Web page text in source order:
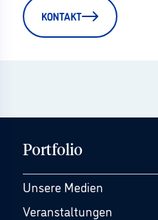
KONTAKT
Portfolio
Unsere Medien
Veranstaltungen